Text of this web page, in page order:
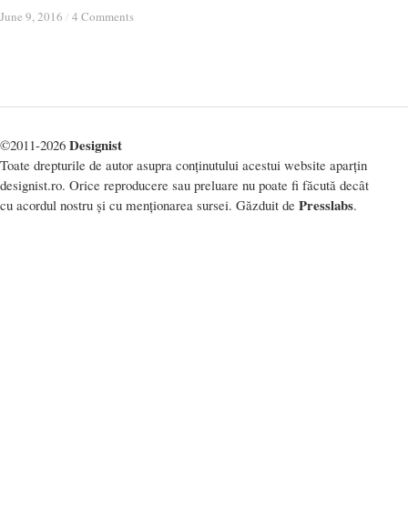
June 9, 2016 / 4 Comments
June 9, 2016 / 4 Comments
©2011-2026 Designist
Toate drepturile de autor asupra conținutului acestui website aparțin
designist.ro. Orice reproducere sau preluare nu poate fi făcută decât
cu acordul nostru și cu menționarea sursei. Găzduit de Presslabs.